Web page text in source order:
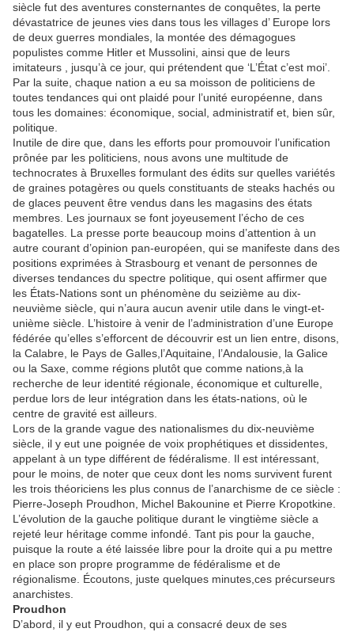
siècle fut des aventures consternantes de conquêtes, la perte
dévastatrice de jeunes vies dans tous les villages d’ Europe lors
de deux guerres mondiales, la montée des démagogues
populistes comme Hitler et Mussolini, ainsi que de leurs
imitateurs , jusqu’à ce jour, qui prétendent que ‘L’État c’est moi’.
Par la suite, chaque nation a eu sa moisson de politiciens de
toutes tendances qui ont plaidé pour l’unité européenne, dans
tous les domaines: économique, social, administratif et, bien sûr,
politique.
Inutile de dire que, dans les efforts pour promouvoir l’unification
prônée par les politiciens, nous avons une multitude de
technocrates à Bruxelles formulant des édits sur quelles variétés
de graines potagères ou quels constituants de steaks hachés ou
de glaces peuvent être vendus dans les magasins des états
membres. Les journaux se font joyeusement l’écho de ces
bagatelles. La presse porte beaucoup moins d’attention à un
autre courant d’opinion pan-européen, qui se manifeste dans des
positions exprimées à Strasbourg et venant de personnes de
diverses tendances du spectre politique, qui osent affirmer que
les États-Nations sont un phénomène du seizième au dix-
neuvième siècle, qui n’aura aucun avenir utile dans le vingt-et-
unième siècle. L’histoire à venir de l’administration d’une Europe
fédérée qu’elles s’efforcent de découvrir est un lien entre, disons,
la Calabre, le Pays de Galles,l’Aquitaine, l’Andalousie, la Galice
ou la Saxe, comme régions plutôt que comme nations,à la
recherche de leur identité régionale, économique et culturelle,
perdue lors de leur intégration dans les états-nations, où le
centre de gravité est ailleurs.
Lors de la grande vague des nationalismes du dix-neuvième
siècle, il y eut une poignée de voix prophétiques et dissidentes,
appelant à un type différent de fédéralisme. Il est intéressant,
pour le moins, de noter que ceux dont les noms survivent furent
les trois théoriciens les plus connus de l’anarchisme de ce siècle :
Pierre-Joseph Proudhon, Michel Bakounine et Pierre Kropotkine.
L’évolution de la gauche politique durant le vingtième siècle a
rejeté leur héritage comme infondé. Tant pis pour la gauche,
puisque la route a été laissée libre pour la droite qui a pu mettre
en place son propre programme de fédéralisme et de
régionalisme. Écoutons, juste quelques minutes,ces précurseurs
anarchistes.
Proudhon
D’abord, il y eut Proudhon, qui a consacré deux de ses